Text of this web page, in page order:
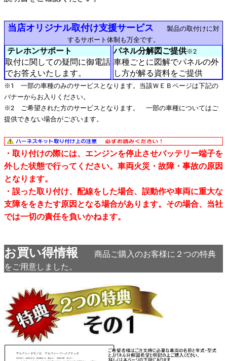
当店オリジナル取付け支援サービス 製品の取付けに対
するサポート体制も万全です。
テレホンサポート パネル分解図ご提供※2
取付に関しての疑問に御電話
でお答えいたします。
車種ごとに図解でパネルの外
し方が解る資料をご提供
※1 一部の車種のみのサービスとなります。当該ＷＥＢページは下記の
バナーからお入りください。
※2 ご希望された方のサービスとなります。 一部の車種についてはご
提供できない場合がございます。
・取り付けの際には、エンジンを停止させバッテリー端子を
外した状態で行ってください。車両火災・故障・事故の原因
となります。
・誤った取り付け、配線をした場合、誤動作や車両に重大な
支障ををきたす原因となる場合があります。その場合、当社
では一切の責任を負いかねます。
お買い得情報
商品ご購入のお客様に２つの特典
をご用意しました。